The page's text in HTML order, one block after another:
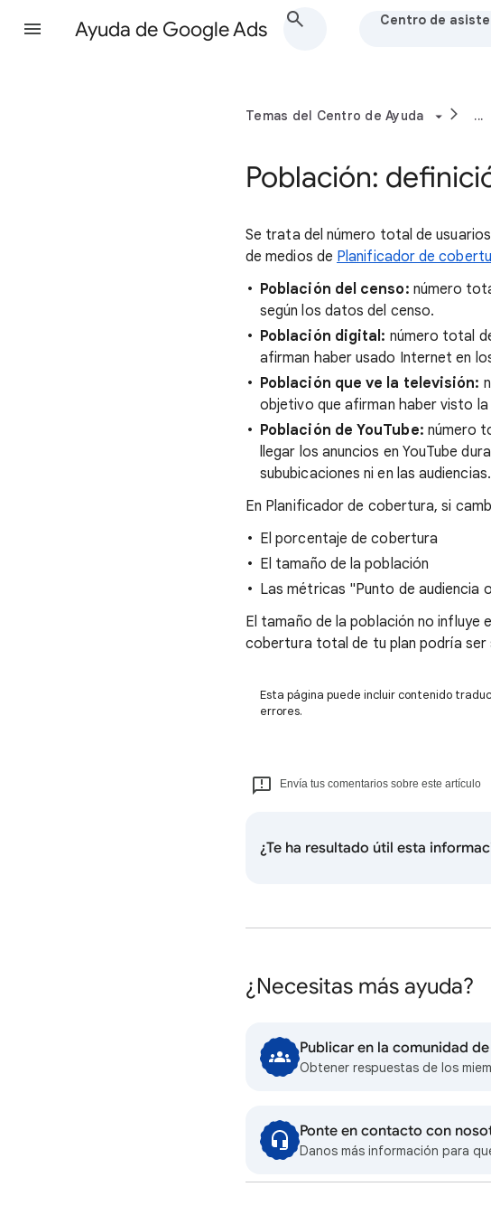
Ayuda de Google Ads Centro de
Temas del Centro de Ayuda ...
Población:
Se trata del número total de
de medios de Planificador de
Población del censo: número
según los datos del censo.
Población digital: número total
afirman haber usado Internet en
Población que ve la televisión:
objetivo que afirman haber visto
Población de YouTube: número
llegar los anuncios en YouTube
sububicaciones ni en las audiencias.
En Planificador de cobertura, si
El porcentaje de cobertura
El tamaño de la población
Las métricas "Punto de audiencia
El tamaño de la población no influye
cobertura total de tu plan podría ser
Esta página puede incluir contenido
errores.
Envía tus comentarios sobre este artículo
¿Te ha resultado útil esta
¿Necesitas más ayuda?
Publicar en la comunidad
Obtener respuestas de los
Ponte en contacto con
Danos más información para